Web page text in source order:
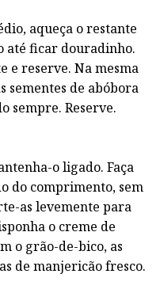
aqueça o restante
até ficar douradinho.
e reserve. Na mesma
sementes de abóbora
sempre. Reserve.
o ligado. Faça
do comprimento, sem
as levemente para
o creme de
o grão-de-bico, as
de manjericão fresco.